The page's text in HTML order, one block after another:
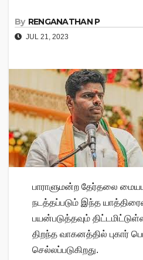
By RENGANATHAN P
JUL 21, 2023
பாராளுமன்ற தேர்தலை
நடத்தப்படும் இந்த
பயன்படுத்தவும்
திறந்த வாகனத்தில் புகார்
செல்லப்படுகிறது.